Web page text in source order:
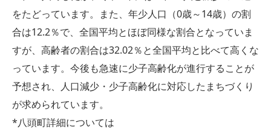
をたどっています。また、年少人口（0歳～14歳）の割
合は12.2％で、全国平均とほぼ同様な割合となっていま
すが、高齢者の割合は32.02％と全国平均と比べて高くな
っています。今後も急速に少子高齢化が進行することが
予想され、人口減少・少子高齢化に対応したまちづくり
が求められています。
*八頭町詳細については